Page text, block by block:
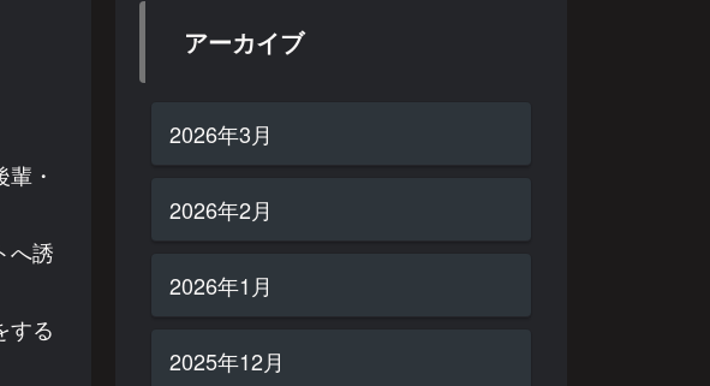
・
へ誘
する
アーカイブ
2026年3月
2026年2月
2026年1月
2025年12月